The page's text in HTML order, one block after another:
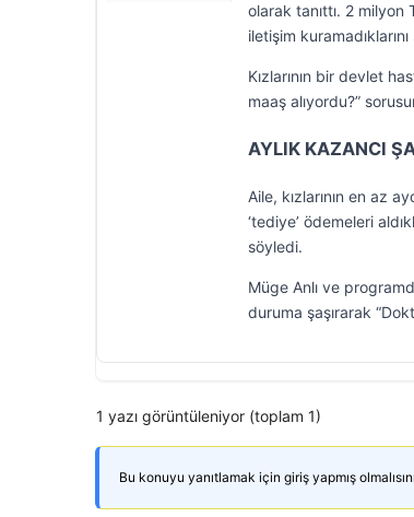
olarak tanıttı. 2 milyon
iletişim
Kızlarının bir devlet
maaş alıyordu?”
AYLIK KAZANCI
Aile, kızlarının en az
‘tediye’ ödemeleri
söyledi.
Müge Anlı ve
duruma şaşırarak
1 yazı görüntüleniyor (toplam 1)
Bu konuyu yanıtlamak için giriş yapmış